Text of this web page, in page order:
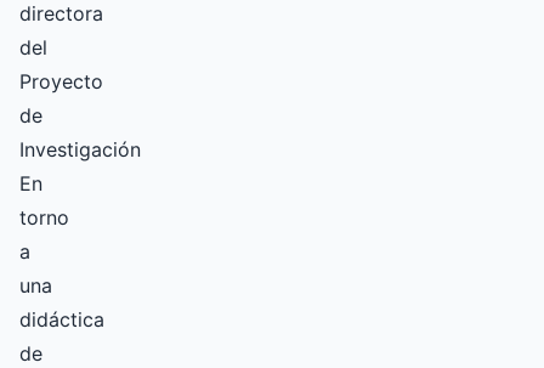
directora
del
Proyecto
de
Investigación
En
torno
a
una
didáctica
de